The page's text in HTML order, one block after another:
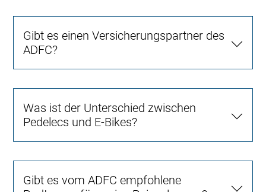
Gibt es einen Versicherungspartner des
ADFC?
Was ist der Unterschied zwischen
Pedelecs und E-Bikes?
Gibt es vom ADFC empfohlene